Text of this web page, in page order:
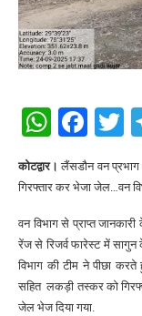
कोटद्वार। लैंसडौन वन
गिरफ्तार कर भेजा जेल…वन
वन विभाग से प्राप्त
रेंज से रिजर्व फारेस्ट में
विभाग की टीम ने पीछा
सहित लकड़ी तस्कर को
जेल भेज दिया गया.